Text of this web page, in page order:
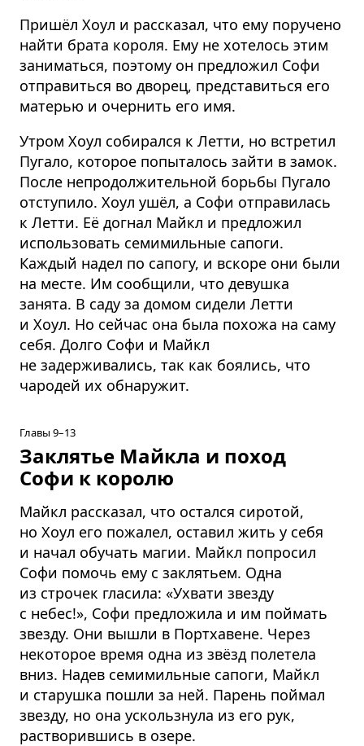
Пришёл Хоул и рассказал, что ему поручено
найти брата короля. Ему не хотелось этим
заниматься, поэтому он предложил Софи
отправиться во дворец, представиться его
матерью и очернить его имя.
Утром Хоул собирался к Летти, но встретил
Пугало, которое попыталось зайти в замок.
После непродолжительной борьбы Пугало
отступило. Хоул ушёл, а Софи отправилась
к Летти. Её догнал Майкл и предложил
использовать семимильные сапоги.
Каждый надел по сапогу, и вскоре они были
на месте. Им сообщили, что девушка
занята. В саду за домом сидели Летти
и Хоул. Но сейчас она была похожа на саму
себя. Долго Софи и Майкл
не задерживались, так как боялись, что
чародей их обнаружит.
Главы 9–13
Заклятье Майкла и поход
Софи к королю
Майкл рассказал, что остался сиротой,
но Хоул его пожалел, оставил жить у себя
и начал обучать магии. Майкл попросил
Софи помочь ему с заклятьем. Одна
из строчек гласила: «Ухвати звезду
с небес!», Софи предложила и им поймать
звезду. Они вышли в Портхавене. Через
некоторое время одна из звёзд полетела
вниз. Надев семимильные сапоги, Майкл
и старушка пошли за ней. Парень поймал
звезду, но она ускользнула из его рук,
растворившись в озере.